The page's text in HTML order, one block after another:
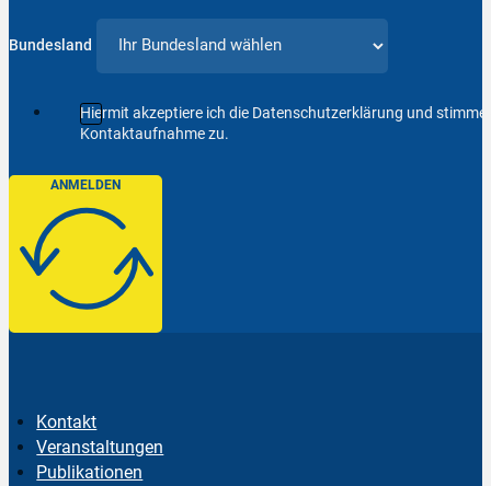
Bundesland
Hiermit akzeptiere ich die Datenschutzerklärung und
Kontaktaufnahme zu.
ANMELDEN
Kontakt
Veranstaltungen
Publikationen